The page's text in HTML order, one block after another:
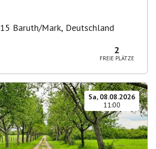
15 Baruth/Mark, Deutschland
2
FREIE PLÄTZE
Sa, 08.08.2026
11:00